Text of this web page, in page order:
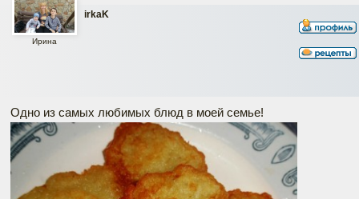
irkaK
Ирина
Одно из самых любимых блюд в моей семье!